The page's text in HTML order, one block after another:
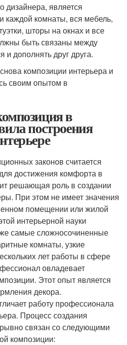
дизайнера, является
каждой комнаты, вся мебель,
шторы на окнах и все
быть связаны между
и дополнять друг друга.
композиции интерьера и
своим опытом в
в
построения
законов считается
достижения комфорта в
решающая роль в создании
При этом не имеет значения
помещении или жилой
интерьерной науки
самые сложносочиненные
комнаты, узкие
лет работы в сфере
овладевает
Этот опыт является
декора.
работу профессионала
Процесс создания
связан со следующими
композиции: